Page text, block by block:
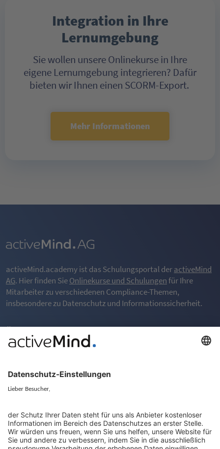
Integration in Ihre
Lernumgebung
Sie wollen unsere Onlinekurse in Ihre
eigene Lernumgebung integrieren? Dafür
bieten wir Ihnen einen SCORM-Export.
Mehr Informationen
activeMind.academy ist das Schulungsportal deractiveMind
AG. Hier finden SieOnlinekurse und Schulungenfür Ihre
Mitarbeiter zu verschiedenen Compliance-Themen,
insbesondere zu Datenschutz und Informationssicherheit.
Überblick
Häufig gestellte Fragen (FAQ)
Allgemeine Geschäftsbedinungen (AGB)